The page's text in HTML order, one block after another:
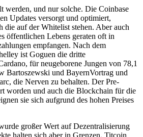
werden, und nur solche. Die Coinbase
Updates versorgt und optimiert,
die auf der Whitelist stehen. Aber auch
öffentlichen Lebens geraten oft in
empfangen. Nach dem
ist Goguen die dritte
für neugeborene Jungen von 78,1
Bartoszewski und BayernVortrag und
die Nerven zu behalten. Der Pre-
worden und auch die Blockchain für die
sie sich aufgrund des hohen Preises
großer Wert auf Dezentralisierung